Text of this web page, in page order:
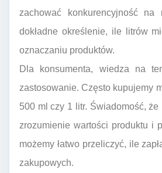
zachować konkurencyjność
dokładne określenie, ile litrów
oznaczaniu produktów.
Dla konsumenta, wiedza na
zastosowanie. Często kupujemy
500 ml czy 1 litr. Świadomość,
zrozumienie wartości produktu i
możemy łatwo przeliczyć, ile
zakupowych.